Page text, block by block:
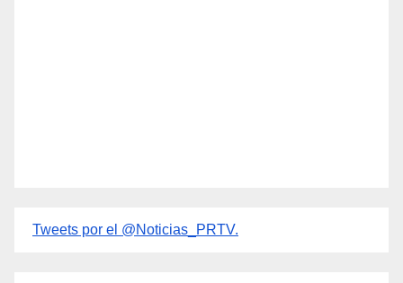
Tweets por el @Noticias_PRTV.